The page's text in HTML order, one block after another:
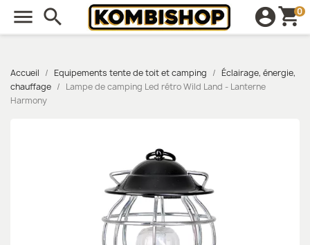
 shopping_cart
0
account_circle
search
Accueil Equipements tente de toit et camping
Éclairage, énergie,
chauffage
Lampe de camping Led rétro Wild Land - Lanterne
Harmony